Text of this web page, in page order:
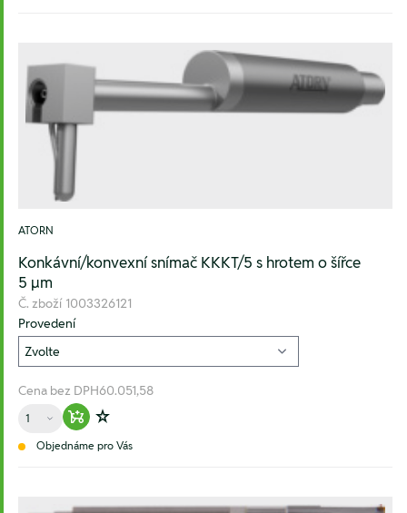
ATORN
Konkávní/konvexní snímač KKKT/5 s hrotem o šířce
5 µm
Č. zboží 1003326121
Provedení
Cena bez DPH60.051,58
Množství
Warenkorb hinzufügen
Zur Wunschliste hinzufügen
Objednáme pro Vás